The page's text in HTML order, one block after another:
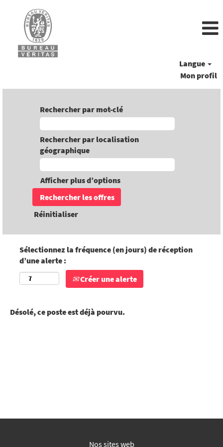
Langue
Mon profil
Rechercher par mot-clé
Rechercher par localisation
géographique
Afficher plus d’options
Réinitialiser
Sélectionnez la fréquence (en jours) de réception
d’une alerte :
Créer une alerte
Désolé, ce poste est déjà pourvu.
Nos sites web